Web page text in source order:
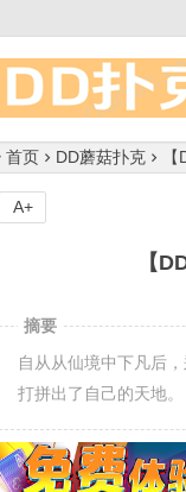
首页 DD蘑菇扑克
【
A+
摘要
自从从仙境中下凡后
打拼出了自己的天地。